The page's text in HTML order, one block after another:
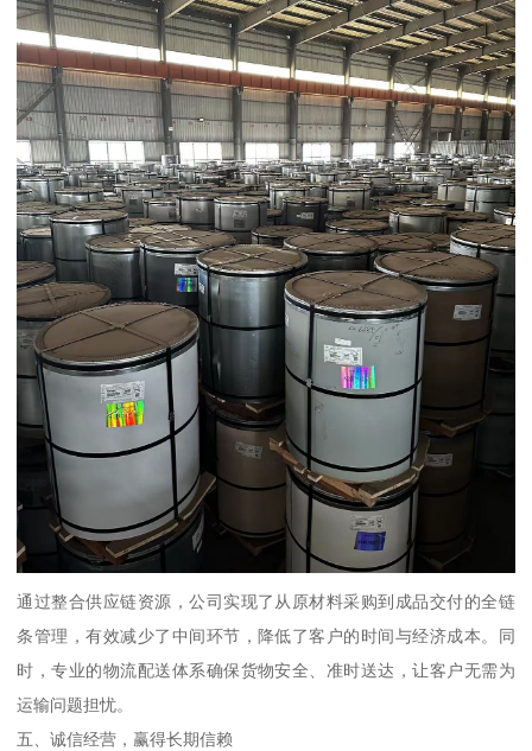
通过整合供应链资源，公司实现了从原材料采购到成品交付的全链
条管理，有效减少了中间环节，降低了客户的时间与经济成本。同
时，专业的物流配送体系确保货物安全、准时送达，让客户无需为
运输问题担忧。
五、诚信经营，赢得长期信赖